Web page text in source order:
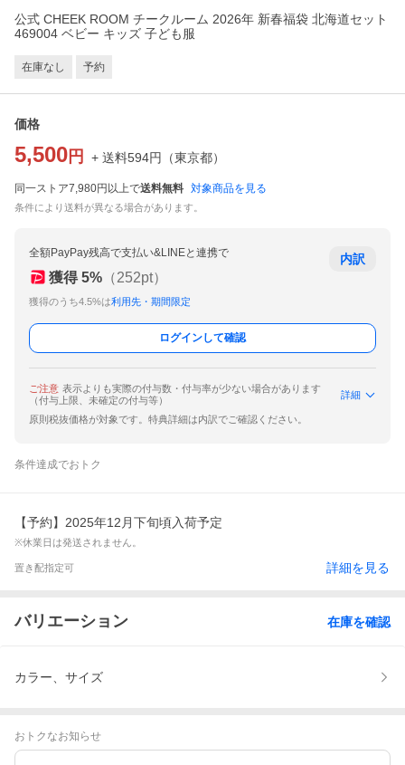
公式 CHEEK ROOM チークルーム 2026年 新春福袋 北海道セット
469004 ベビー キッズ 子ども服
在庫なし 予約
価格
5,500 円 + 送料594円 （東京都）
同一ストア7,980円以上で送料無料 対象商品を見る
条件により送料が異なる場合があります。
全額PayPay残高で支払い&LINEと連携で
獲得 5% （252pt）
獲得のうち4.5%は利用先・期間限定
内訳
ログインして確認
ご注意 表示よりも実際の付与数・付与率が少ない場合があります
（付与上限、未確定の付与等）
詳細
原則税抜価格が対象です。特典詳細は内訳でご確認ください。
条件達成でおトク
【予約】2025年12月下旬頃入荷予定
※休業日は発送されません。
置き配指定可 詳細を見る
バリエーション 在庫を確認
カラー、サイズ
おトクなお知らせ